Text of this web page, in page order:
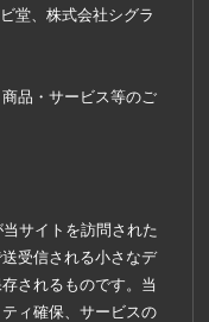
堂、株式会社シグラ
品・サービス等のご
サイトを訪問された
受信される小さなデ
されるものです。当
ィ確保、サービスの